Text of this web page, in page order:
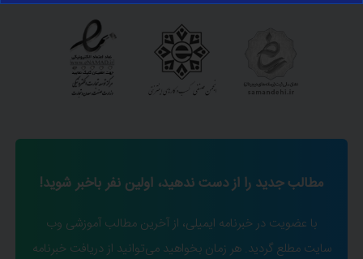
مطالب جدید را از دست ندهید، اولین نفر باخبر شوید!
با عضویت در خبرنامه ایمیلی، از آخرین مطالب آموزشی وب
سایت مطلع گردید. هر زمان بخواهید می‌توانید از دریافت خبرنامه